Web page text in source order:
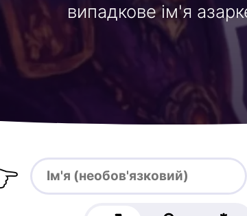
випадкове ім'я